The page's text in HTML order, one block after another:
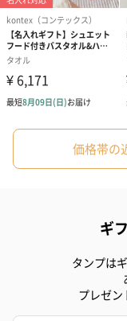
価格帯の
ギ
タンプは
プレゼン